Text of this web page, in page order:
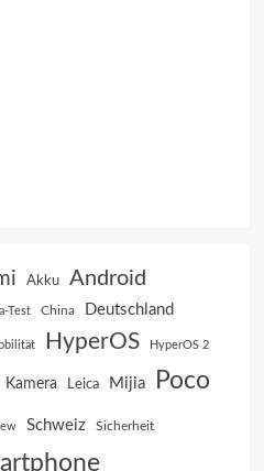
Akku Android
Test China Deutschland
HyperOS HyperOS 2
Kamera Leica Mijia
Poco
Schweiz Sicherheit